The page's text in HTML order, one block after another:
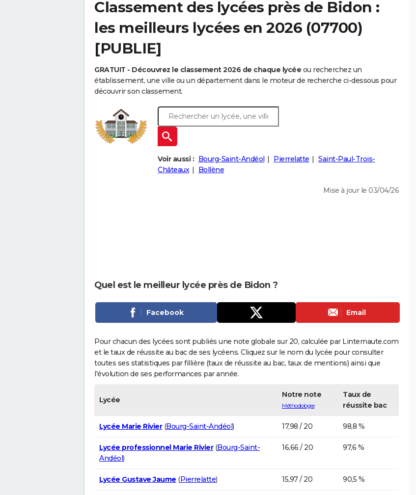
Classement des lycées près de Bidon :
les meilleurs lycées en 2026 (07700)
[PUBLIE]
GRATUIT - Découvrez le classement 2026 de chaque lycée ou recherchez un
établissement, une ville ou un département dans le moteur de recherche ci-dessous pour
découvrir son classement.
Voir aussi : Bourg-Saint-Andéol Pierrelatte
Saint-Paul-Trois-
Châteaux
Bollène
Mise à jour le 03/04/26
Quel est le meilleur lycée près de Bidon ?
Facebook Email
Pour chacun des lycées sont publiés une note globale sur 20, calculée par Linternaute.com
et le taux de réussite au bac de ses lycéens. Cliquez sur le nom du lycée pour consulter
toutes ses statistiques par fillière (taux de réussite au bac, taux de mentions) ainsi que
l'évolution de ses performances par année.
Lycée
Notre note
Méthodologie
Taux de
réussite bac
Lycée Marie Rivier(Bourg-Saint-Andéol) 17,98 / 20 98,8 %
Lycée professionnel Marie Rivier(Bourg-Saint-
Andéol)
16,66 / 20 97,6 %
Lycée Gustave Jaume (Pierrelatte) 15,97 / 20 90,5 %